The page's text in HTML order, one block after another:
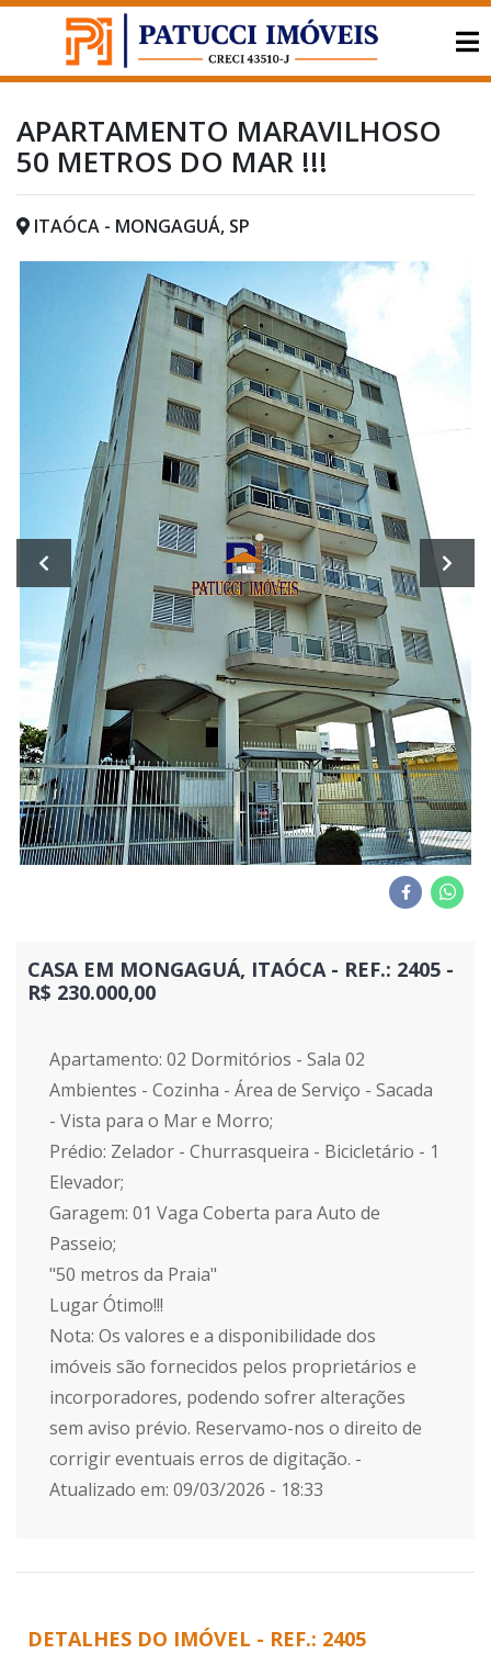
APARTAMENTO MARAVILHOSO
50 METROS DO MAR !!!
ITAÓCA - MONGAGUÁ, SP
CASA EM MONGAGUÁ, ITAÓCA - REF.: 2405 -
R$ 230.000,00
Apartamento: 02 Dormitórios - Sala 02
Ambientes - Cozinha - Área de Serviço - Sacada
- Vista para o Mar e Morro;
Prédio: Zelador - Churrasqueira - Bicicletário - 1
Elevador;
Garagem: 01 Vaga Coberta para Auto de
Passeio;
"50 metros da Praia"
Lugar Ótimo!!!
Nota: Os valores e a disponibilidade dos
imóveis são fornecidos pelos proprietários e
incorporadores, podendo sofrer alterações
sem aviso prévio. Reservamo-nos o direito de
corrigir eventuais erros de digitação. -
Atualizado em: 09/03/2026 - 18:33
DETALHES DO IMÓVEL - REF.: 2405